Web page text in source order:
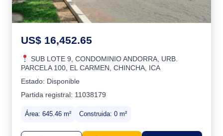
US$ 16,452.65
SUB LOTE 9, CONDOMINIO ANDORRA, URB.
PARCELA 100, EL CARMEN, CHINCHA, ICA
Estado: Disponible
Partida registral: 11038179
Área: 645.46 m² Construida: 0 m²